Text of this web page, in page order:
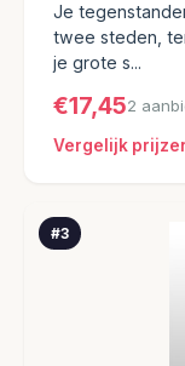
Je
twee steden,
je grote s...
€17,452
Vergelijk
#3